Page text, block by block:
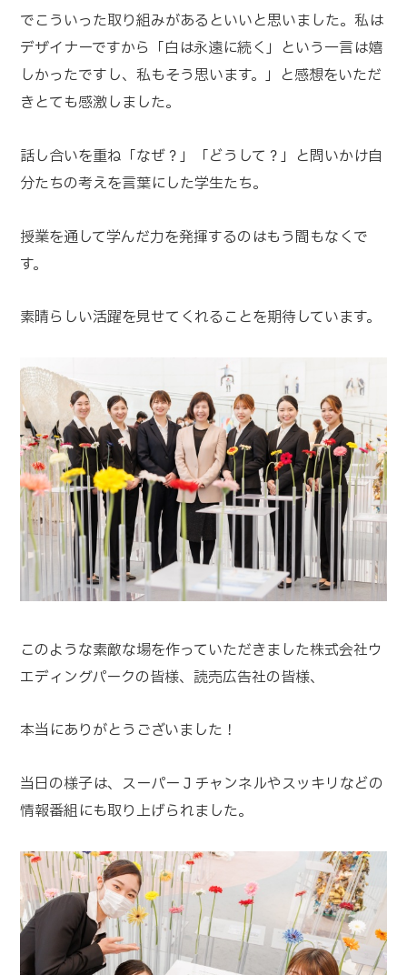
でこういった取り組みがあるといいと思いました。私は
デザイナーですから「白は永遠に続く」という一言は嬉
しかったですし、私もそう思います。」と感想をいただ
きとても感激しました。
話し合いを重ね「なぜ？」「どうして？」と問いかけ自
分たちの考えを言葉にした学生たち。
授業を通して学んだ力を発揮するのはもう間もなくで
す。
素晴らしい活躍を見せてくれることを期待しています。
このような素敵な場を作っていただきました株式会社ウ
エディングパークの皆様、読売広告社の皆様、
本当にありがとうございました！
当日の様子は、スーパーＪチャンネルやスッキリなどの
情報番組にも取り上げられました。